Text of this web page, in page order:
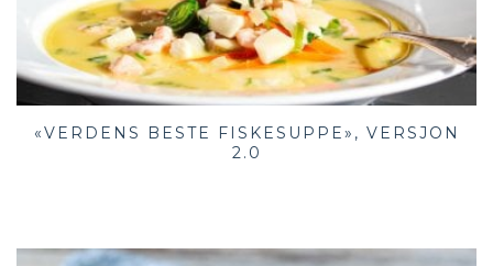
«VERDENS BESTE FISKESUPPE», VERSJON
2.0